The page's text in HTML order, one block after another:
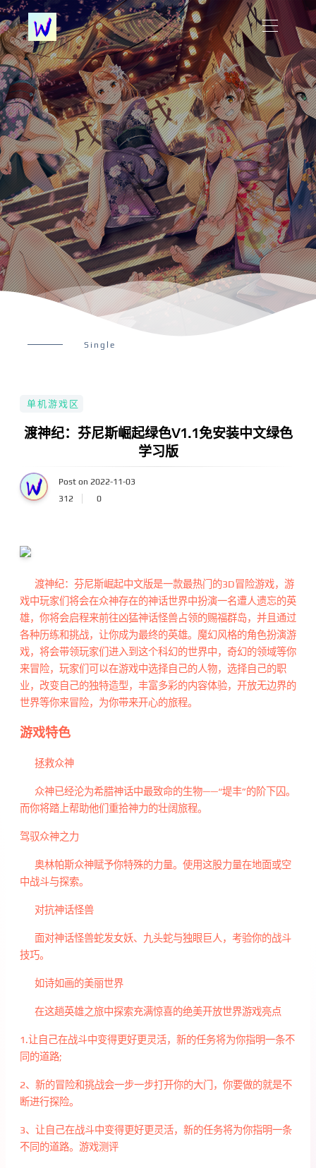
Single
单机游戏区
渡神纪：芬尼斯崛起绿色V1.1免安装中文绿色
学习版
Post on 2022-11-03
312
0
渡神纪：芬尼斯崛起中文版是一款最热门的3D冒险游戏，游
戏中玩家们将会在众神存在的神话世界中扮演一名遭人遗忘的英
雄，你将会启程来前往凶猛神话怪兽占领的赐福群岛，并且通过
各种历练和挑战，让你成为最终的英雄。魔幻风格的角色扮演游
戏，将会带领玩家们进入到这个科幻的世界中，奇幻的领域等你
来冒险，玩家们可以在游戏中选择自己的人物，选择自己的职
业，改变自己的独特造型，丰富多彩的内容体验，开放无边界的
世界等你来冒险，为你带来开心的旅程。
游戏特色
拯救众神
众神已经沦为希腊神话中最致命的生物——“堤丰”的阶下囚。
而你将踏上帮助他们重拾神力的壮阔旅程。
驾驭众神之力
奥林帕斯众神赋予你特殊的力量。使用这股力量在地面或空
中战斗与探索。
对抗神话怪兽
面对神话怪兽蛇发女妖、九头蛇与独眼巨人，考验你的战斗
技巧。
如诗如画的美丽世界
在这趟英雄之旅中探索充满惊喜的绝美开放世界游戏亮点
1.让自己在战斗中变得更好更灵活，新的任务将为你指明一条不
同的道路;
2、新的冒险和挑战会一步一步打开你的大门，你要做的就是不
断进行探险。
3、让自己在战斗中变得更好更灵活，新的任务将为你指明一条
不同的道路。游戏测评